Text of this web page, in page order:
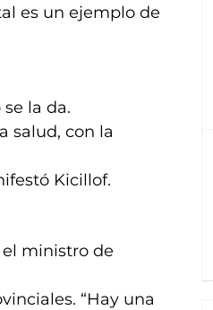
es un ejemplo de
la da.
salud, con la
Kicillof.
ministro de
“Hay una